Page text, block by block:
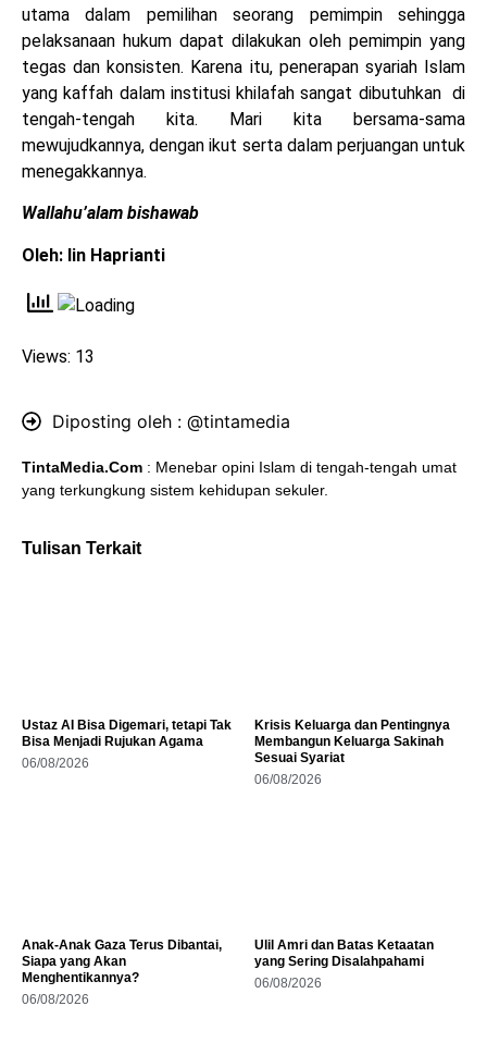
utama dalam pemilihan seorang pemimpin sehingga
pelaksanaan hukum dapat dilakukan oleh pemimpin yang
tegas dan konsisten. Karena itu, penerapan syariah Islam
yang kaffah dalam institusi khilafah sangat dibutuhkan di
tengah-tengah kita. Mari kita bersama-sama
mewujudkannya, dengan ikut serta dalam perjuangan untuk
menegakkannya.
Wallahu’alam bishawab
Oleh: Iin Haprianti
Views: 13
Diposting oleh : @tintamedia
TintaMedia.Com : Menebar opini Islam di tengah-tengah umat
yang terkungkung sistem kehidupan sekuler.
Tulisan Terkait
Ustaz AI Bisa Digemari, tetapi Tak
Bisa Menjadi Rujukan Agama
06/08/2026
Krisis Keluarga dan Pentingnya
Membangun Keluarga Sakinah
Sesuai Syariat
06/08/2026
Anak-Anak Gaza Terus Dibantai,
Siapa yang Akan
Menghentikannya?
06/08/2026
Ulil Amri dan Batas Ketaatan
yang Sering Disalahpahami
06/08/2026